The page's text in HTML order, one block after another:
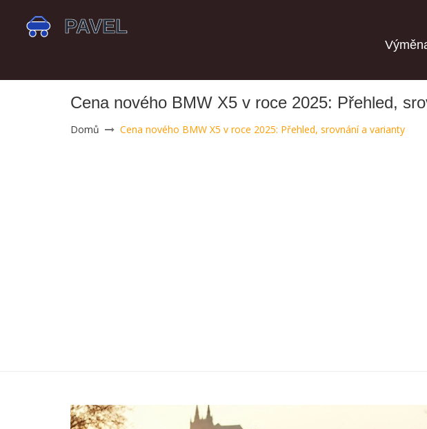
Cena nového BMW X5 v roce 2025: Přehled,
Domů Cena nového BMW X5 v roce 2025: Přehled, srovnání a varianty